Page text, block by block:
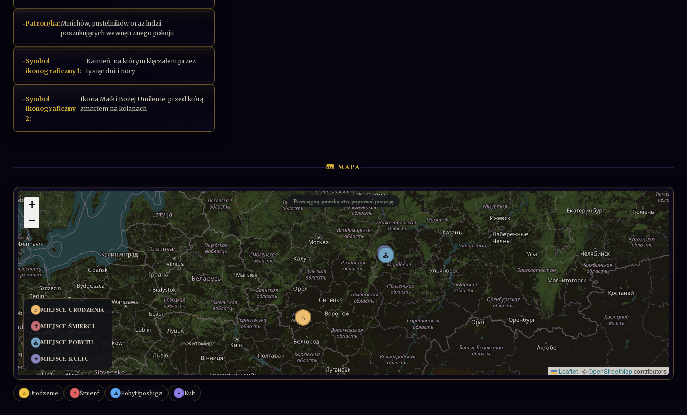
Patron/ka:Mnichów, pustelników oraz ludzi
poszukujących wewnętrznego pokoju
Symbol
ikonograficzny 1:
Kamień, na którym klęczałem przez
tysiąc dni i nocy
Symbol
ikonograficzny
2:
Ikona Matki Bożej Umilenie, przed którą
zmarłem na kolanach
🗺 MAPA
⌂ Urodzenie ✝ Śmierć ⛪ Pobyt/posługa ✦ Kult